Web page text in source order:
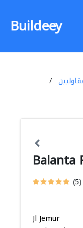
Buildeey
Balanta
(5)
Jl Jemur